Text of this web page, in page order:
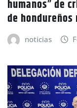
humanos” de
de hondureños
noticias